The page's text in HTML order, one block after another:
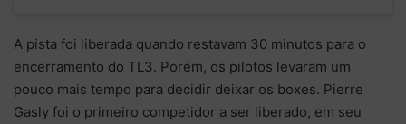
A pista foi liberada quando restavam 30 minutos para o
encerramento do TL3. Porém, os pilotos levaram um
pouco mais tempo para decidir deixar os boxes. Pierre
Gasly foi o primeiro competidor a ser liberado, em seu